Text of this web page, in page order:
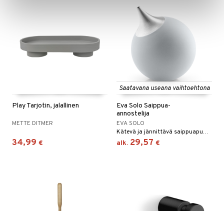
Play Tarjotin, jalallinen
METTE DITMER
34,99 €
Saatavana useana vaihtoehtona
Eva Solo Saippua-
annostelija
EVA SOLO
Kätevä ja jännittävä saippuapumppu.
alk. 29,57 €